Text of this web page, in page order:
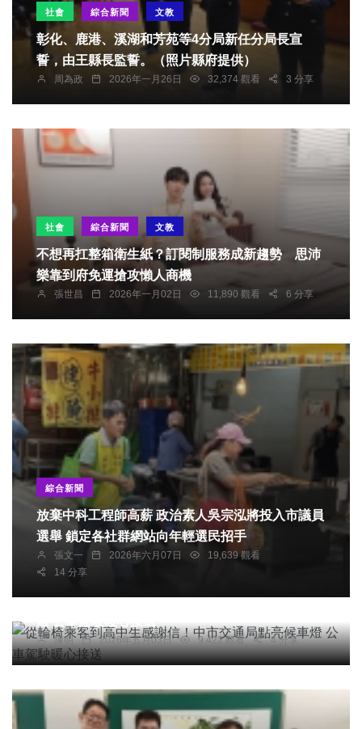
社會 綜合新聞 文教
彰化、鹿港、溪湖和芳苑等4分局新任分局長宣
誓，由王縣長監誓。（照片縣府提供）
周為政 2026年一月26日 32,374 觀看 3 分享
社會 綜合新聞 文教
不想再扛整箱衛生紙？訂閱制服務成新趨勢 思沛
樂靠到府免運搶攻懶人商機
張世昌 2026年一月02日 11,890 觀看 6 分享
綜合新聞
放棄中科工程師高薪 政治素人吳宗泓將投入市議員
選舉 鎖定各社群網站向年輕選民招手
張文一 2026年六月07日
19,639 觀看
14 分享
社會
從輪椅乘客到高中生感謝信！中市交通局點亮候車
陳明 2026年五月03日 9,422 觀看 4 分享